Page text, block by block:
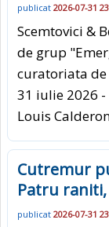
publicat 2026-07-31
Scemtovici &
de grup
curatoriata de
31 iulie 2026
Louis
Cutremur
Patru
publicat 2026-07-31